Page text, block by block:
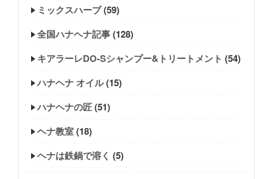
ミックスハーブ(59)
全国ハナヘナ記事(128)
キアラーレDO-Sシャンプー&トリートメント (54)
ハナヘナ オイル(15)
ハナヘナの匠(51)
ヘナ教室(18)
ヘナは鉄鍋で溶く (5)